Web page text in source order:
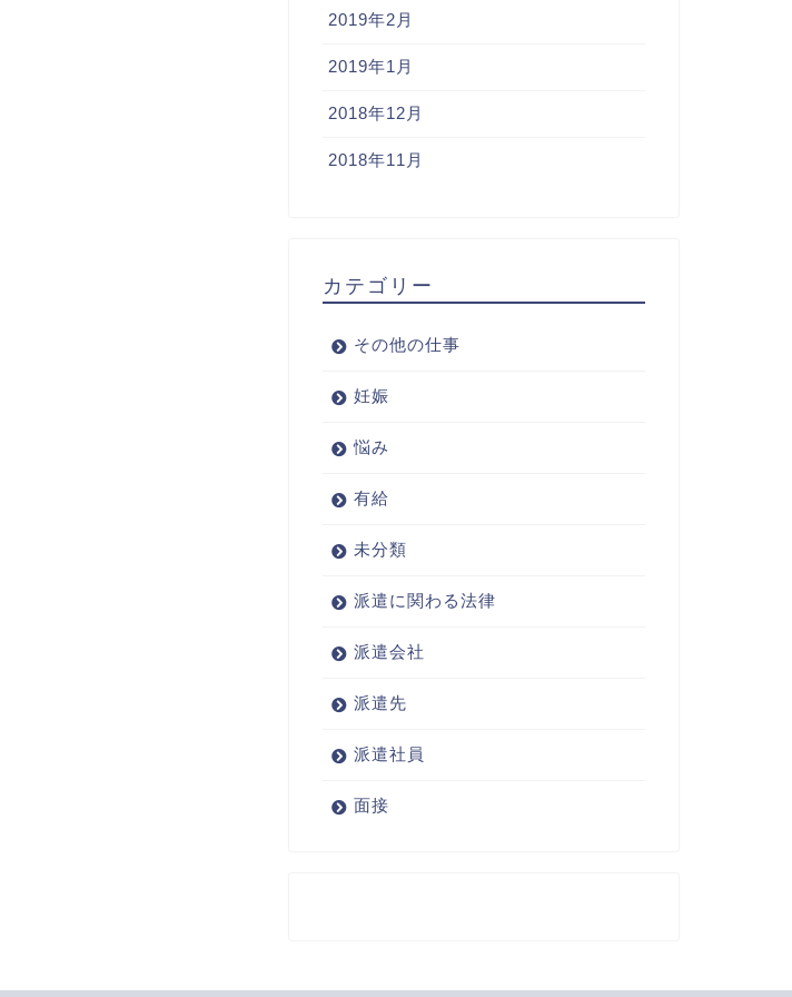
2019年2月
2019年1月
2018年12月
2018年11月
カテゴリー
その他の仕事
妊娠
悩み
有給
未分類
派遣に関わる法律
派遣会社
派遣先
派遣社員
面接